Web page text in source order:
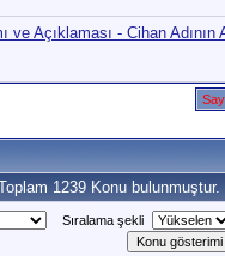
ve Açıklaması - Cihan Adının
1239 Konu bulunmuştur.
Sıralama şekli